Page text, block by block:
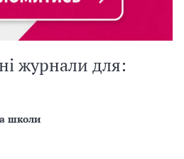
журнали для:
школи